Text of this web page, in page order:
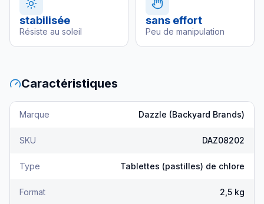
stabilisée
Résiste au soleil
sans effort
Peu de manipulation
Caractéristiques
Marque Dazzle (Backyard Brands)
SKU DAZ08202
Type Tablettes (pastilles) de chlore
Format 2,5 kg